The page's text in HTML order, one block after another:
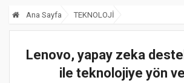
Ana Sayfa TEKNOLOJİ
Lenovo, yapay zeka
ile teknolojiye yön